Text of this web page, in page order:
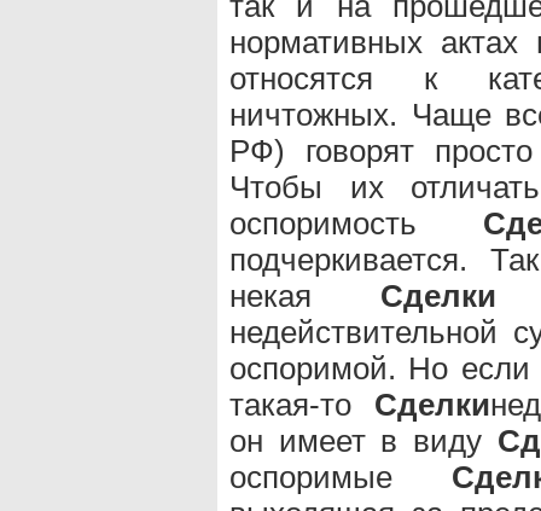
нормативных
относятся к
ничтожных. Чаще
РФ) говорят
Чтобы их
оспоримость
подчеркивается.
некая Сделки
недействительной
оспоримой. Но если
такая-то Сделки
он имеет в виду
оспоримые